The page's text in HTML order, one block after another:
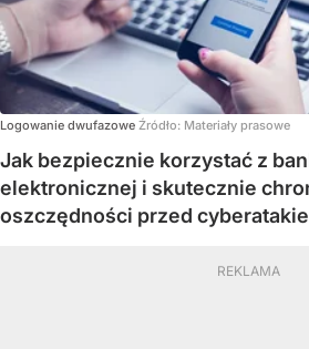
Logowanie dwufazowe Źródło: Materiały prasowe
Jak bezpiecznie korzystać z
elektronicznej i skutecznie
oszczędności przed